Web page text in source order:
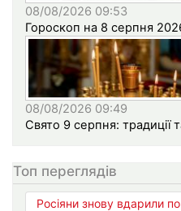
08/08/2026 09:53
Гороскоп на 8 серпня
08/08/2026 09:49
Свято 9 серпня: традиції
Топ переглядів
Росіяни знову вдарили